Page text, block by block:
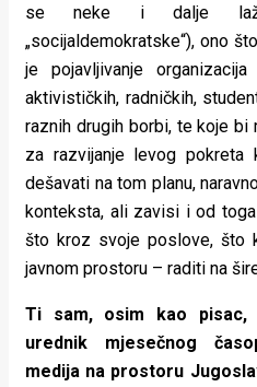
se neke i dalje
„socijaldemokratske“), ono
je pojavljivanje
aktivističkih, radničkih,
raznih drugih borbi, te koje
za razvijanje levog
dešavati na tom planu,
konteksta, ali zavisi i od
što kroz svoje poslove, što
javnom prostoru – raditi na
Ti sam, osim kao
urednik mjesečnog
medija na prostoru